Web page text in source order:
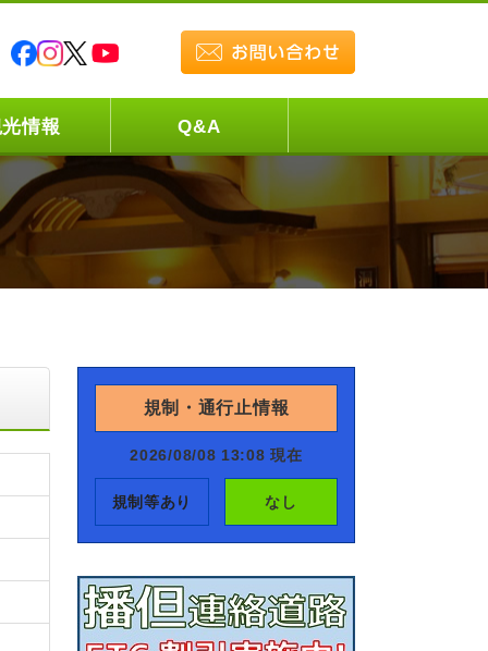
情報 Q&A
規制・通行止情報
2026/08/08 13:08 現在
規制等あり なし